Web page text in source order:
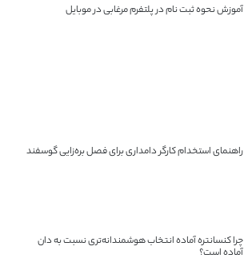
آموزش نحوه ثبت نام در پلتفرم مرغابی در موبایل
راهنمای استخدام کارگر دامداری برای فصل بره‌زایی گوسفند
چرا کنسانتره آماده انتخاب هوشمندانه‌تری نسبت به دان
آماده است؟